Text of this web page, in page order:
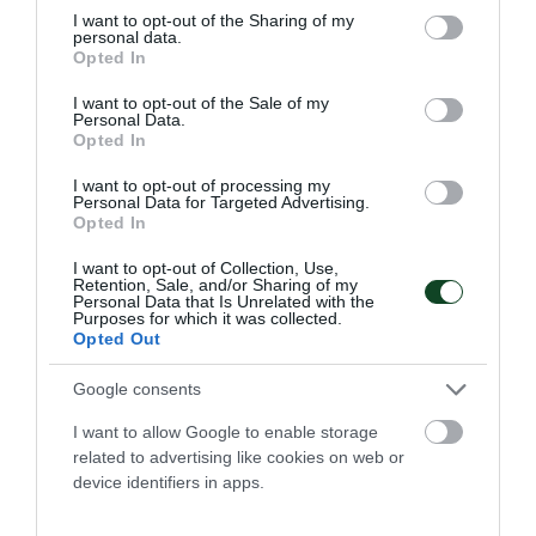
not limited to your visit or usage behaviour. You may click to
grant or deny consent to Google and its third-party tags to
use your data for below specified purposes in below Google
consent section.
I want to opt-out of the Sharing of my
personal data.
Opted In
I want to opt-out of the Sale of my
Personal Data.
Opted In
I want to opt-out of processing my
Personal Data for Targeted Advertising.
Opted In
I want to opt-out of Collection, Use,
Retention, Sale, and/or Sharing of my
Personal Data that Is Unrelated with the
Purposes for which it was collected.
Opted Out
Google consents
I want to allow Google to enable storage
related to advertising like cookies on web or
device identifiers in apps.
Η ομάδα Εφήβων του Παναθηναϊκού κατέκτησε το χρυσό
μετάλλιο στα 4Χ100 ελεύθερο Εφήβων στο Πανελλήνιο
πρωτάθλημα κατηγοριών στο ΟΑΚΑ.
20.07.2026 ΑΚΑΔΗΜΙΑ ΚΟΛΥΜΒΗΣΗΣ
ΤΕΛΕΥΤΑΙΑ ΝΕΑ